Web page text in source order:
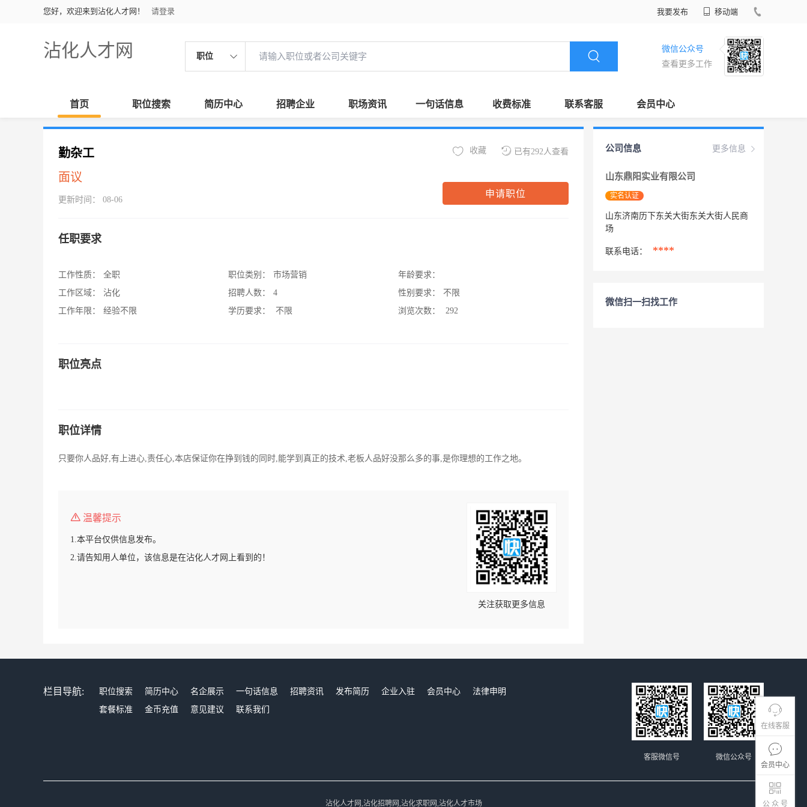
您好，欢迎来到沾化人才网！ 请登录 我要发布 移动端
沾化人才网 职位
微信公众号
查看更多工作
首页 职位搜索 简历中心 招聘企业 职场资讯 一句话信息 收费标准 联系客服 会员中心
在线客服
会员中心
公 众 号
勤杂工
面议
更新时间： 08-06
已有292人查看
收藏
申请职位
任职要求
工作性质：
全职
工作区域：
沾化
工作年限：
经验不限
职位类别：
市场营销
招聘人数：
4
学历要求：
不限
年龄要求：
性别要求：
不限
浏览次数：
292
职位亮点
职位详情
只要你人品好,有上进心,责任心,本店保证你在挣到钱的同时,能学到真正的技术,老板人品好没那么多的事,是你理想的工作之地。
温馨提示
1.本平台仅供信息发布。
2.请告知用人单位，该信息是在沾化人才网上看到的！
关注获取更多信息
更多信息
公司信息
山东鼎阳实业有限公司
实名认证
山东济南历下东关大街东关大街人民商
场
联系电话： ****
微信扫一扫找工作
栏目导航: 职位搜索 简历中心 名企展示 一句话信息 招聘资讯 发布简历 企业入驻 会员中心
法律申明
套餐标准
金币充值 意见建议 联系我们
微信公众号
客服微信号
沾化人才网,沾化招聘网,沾化求职网,沾化人才市场